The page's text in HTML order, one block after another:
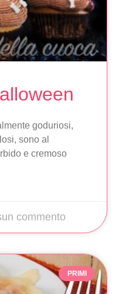
goduriosi,
sono al
e cremoso
commento
PRIMI